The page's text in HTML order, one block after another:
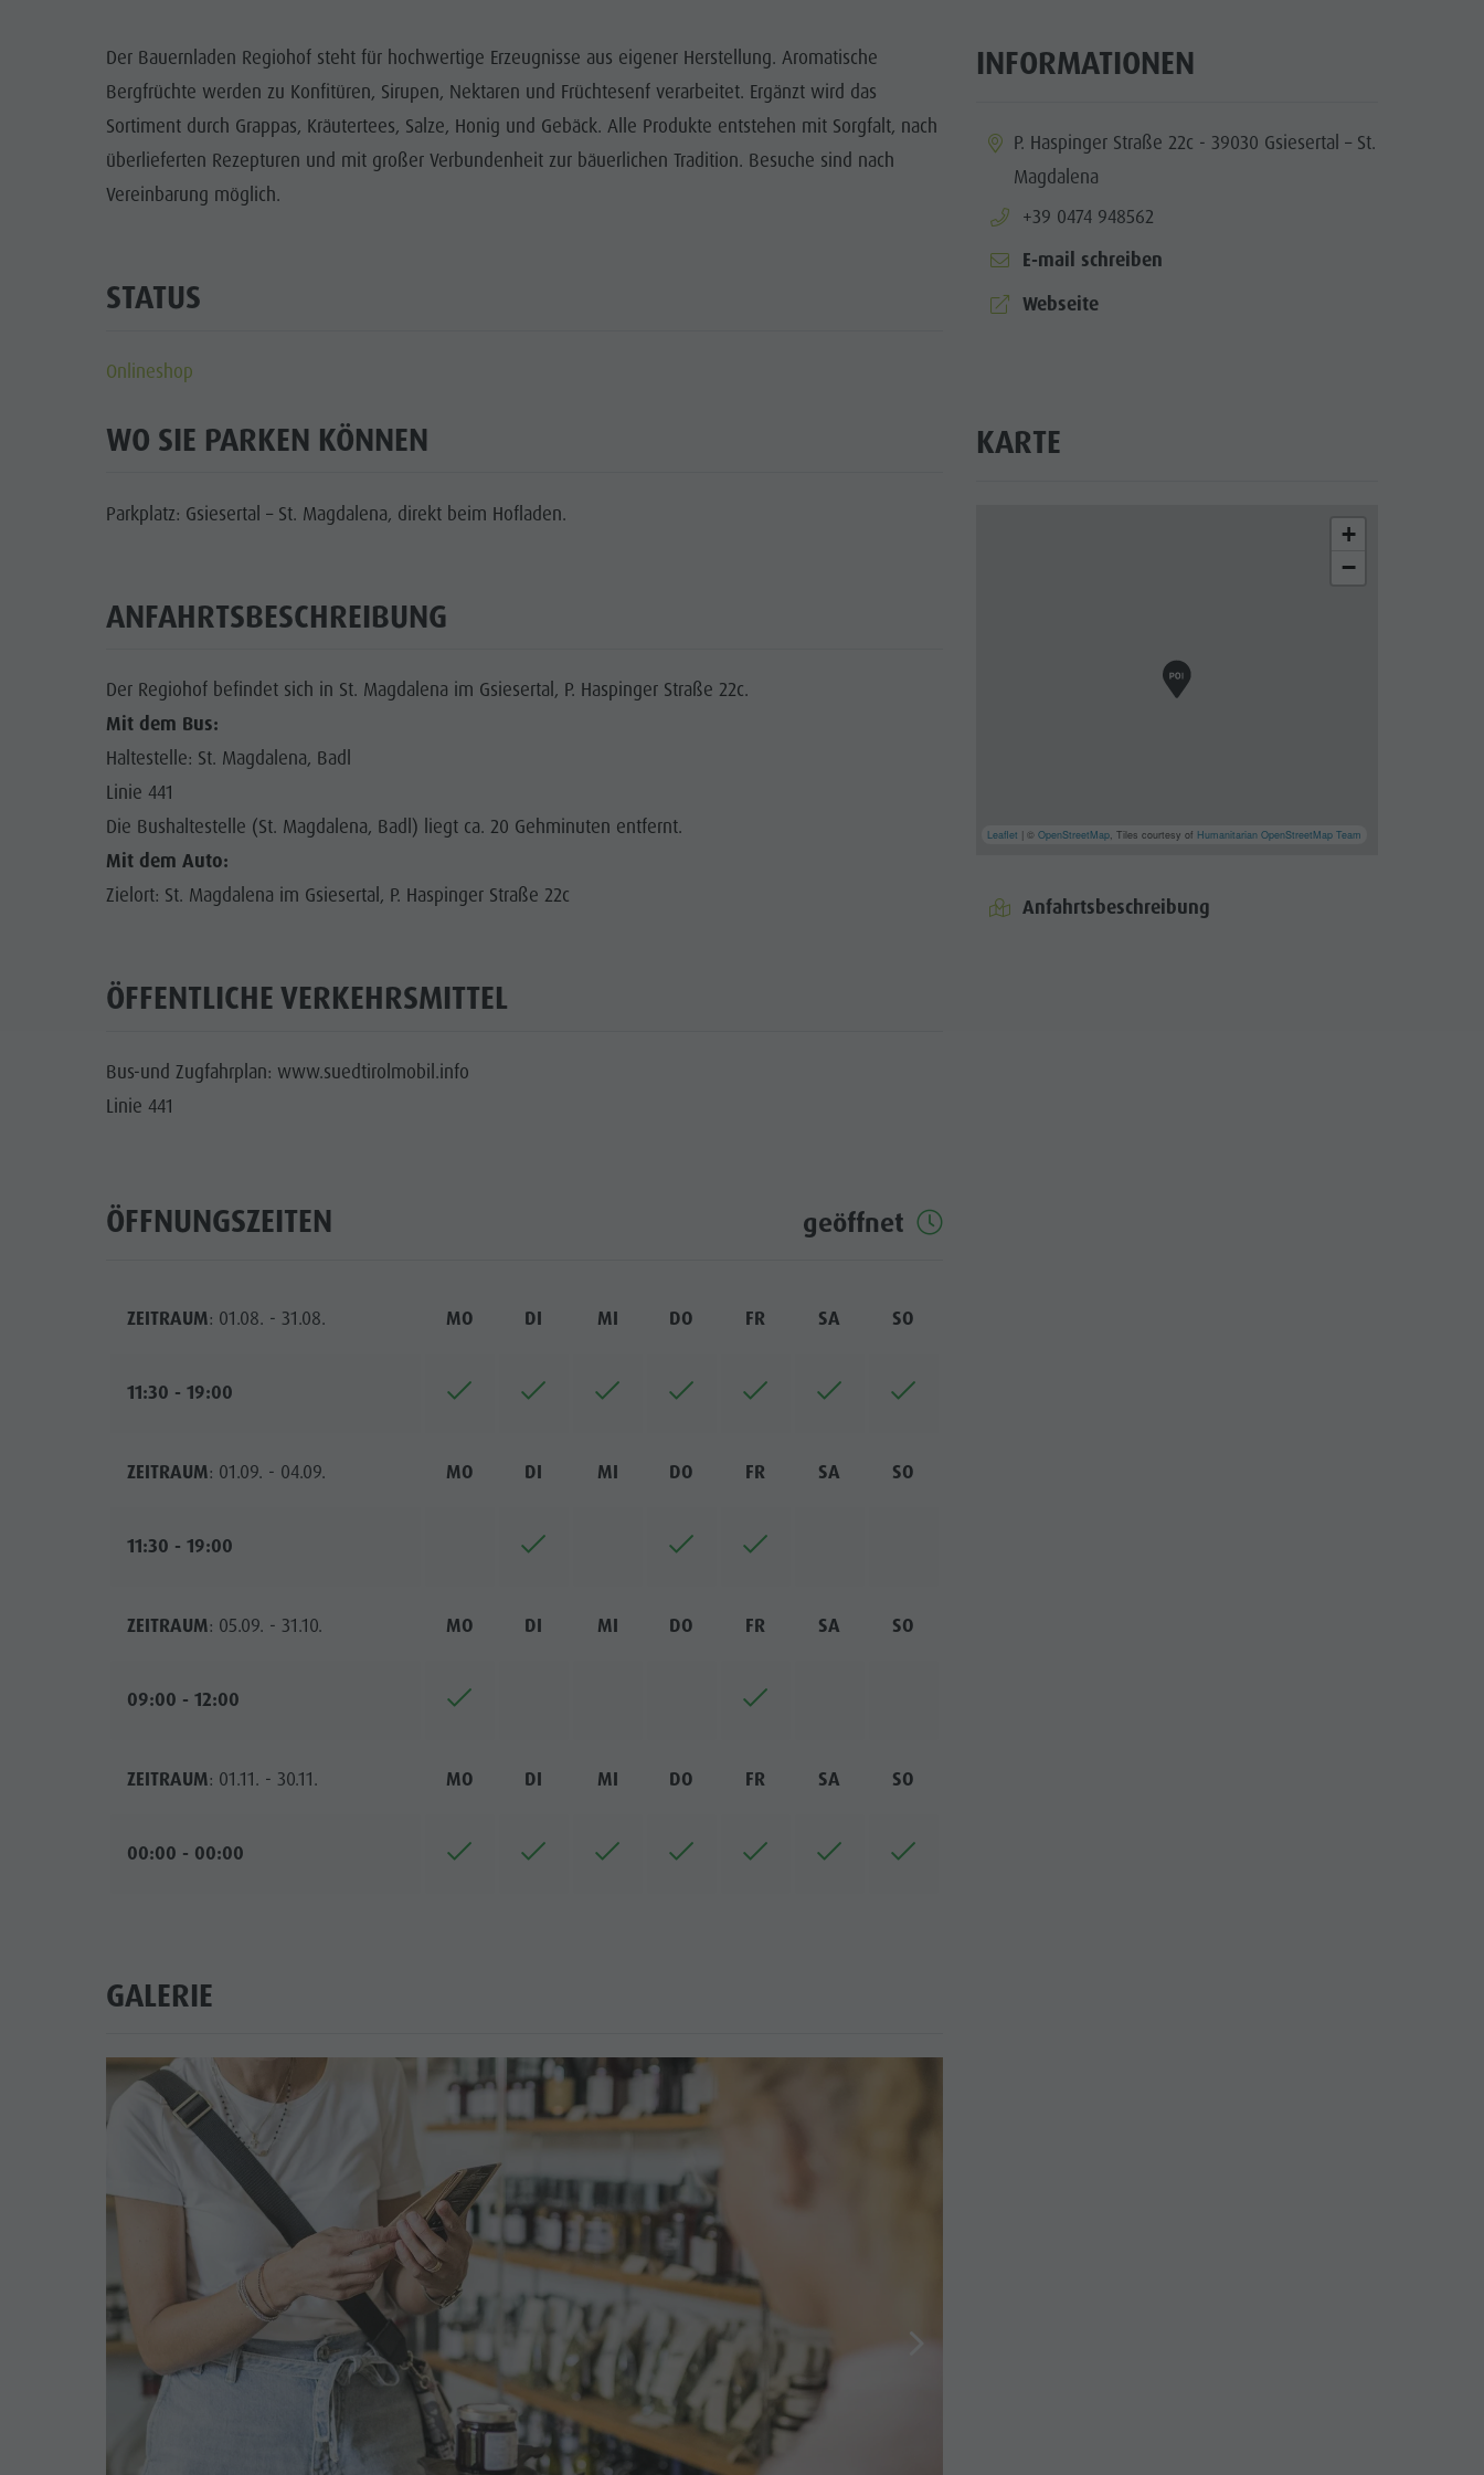
DOLOMITEN UNESCO
SEHENSWÜRDIGKEITEN
FAMILIE & KINDER
Naturparks
Südtirol
Events
Guide A-Z
Shopping
Wellness
Naturparks
Das Pustertal
Der Bauernladen Regiohof steht für hochwertige Erzeugnisse aus eigener Herstellung. Aromatische
Bergfrüchte werden zu Konfitüren, Sirupen, Nektaren und Früchtesenf verarbeitet. Ergänzt wird das
Sortiment durch Grappas, Kräutertees, Salze, Honig und Gebäck. Alle Produkte entstehen mit Sorgfalt, nach
überlieferten Rezepturen und mit großer Verbundenheit zur bäuerlichen Tradition. Besuche sind nach
Vereinbarung möglich.
STATUS
Onlineshop
WO SIE PARKEN KÖNNEN
Parkplatz: Gsiesertal – St. Magdalena, direkt beim Hofladen.
ANFAHRTSBESCHREIBUNG
Der Regiohof befindet sich in St. Magdalena im Gsiesertal, P. Haspinger Straße 22c.
Mit dem Bus:
Haltestelle: St. Magdalena, Badl
Linie 441
Die Bushaltestelle (St. Magdalena, Badl) liegt ca. 20 Gehminuten entfernt.
Mit dem Auto:
Zielort: St. Magdalena im Gsiesertal, P. Haspinger Straße 22c
ÖFFENTLICHE VERKEHRSMITTEL
Bus-und Zugfahrplan: www.suedtirolmobil.info
Linie 441
ÖFFNUNGSZEITEN geöffnet
ZEITRAUM: 01.08. - 31.08. MO DI MI DO FR SA SO
11:30 - 19:00
ZEITRAUM: 01.09. - 04.09. MO DI MI DO FR SA SO
11:30 - 19:00
ZEITRAUM: 05.09. - 31.10. MO DI MI DO FR SA SO
09:00 - 12:00
ZEITRAUM: 01.11. - 30.11. MO DI MI DO FR SA SO
00:00 - 00:00
GALERIE
INFORMATIONEN
aria.location:
P. Haspinger Straße 22c - 39030 Gsiesertal – St.
Magdalena
aria.phone:
+39 0474 948562
E-mail schreiben
aria.website:
Webseite
KARTE
+
−
Leaflet | ©OpenStreetMap, Tiles courtesy of Humanitarian OpenStreetMap Team
Anfahrtsbeschreibung